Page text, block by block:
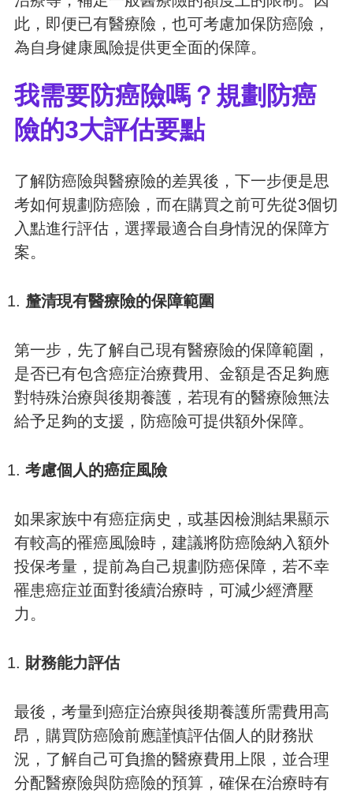
此，即便已有醫療險，也可考慮加保防癌險，
為自身健康風險提供更全面的保障。
我需要防癌險嗎？規劃防癌
險的3大評估要點
了解防癌險與醫療險的差異後，下一步便是思
考如何規劃防癌險，而在購買之前可先從3個切
入點進行評估，選擇最適合自身情況的保障方
案。
釐清現有醫療險的保障範圍
第一步，先了解自己現有醫療險的保障範圍，
是否已有包含癌症治療費用、金額是否足夠應
對特殊治療與後期養護，若現有的醫療險無法
給予足夠的支援，防癌險可提供額外保障。
考慮個人的癌症風險
如果家族中有癌症病史，或基因檢測結果顯示
有較高的罹癌風險時，建議將防癌險納入額外
投保考量，提前為自己規劃防癌保障，若不幸
罹患癌症並面對後續治療時，可減少經濟壓
力。
財務能力評估
最後，考量到癌症治療與後期養護所需費用高
昂，購買防癌險前應謹慎評估個人的財務狀
況，了解自己可負擔的醫療費用上限，並合理
分配醫療險與防癌險的預算，確保在治療時有